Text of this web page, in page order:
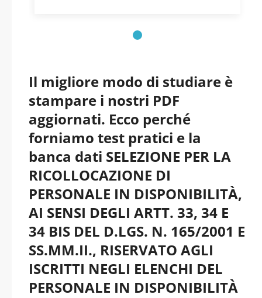
ISTRUTTORE
AMMINISTRATIVO -
Campania - Comune
di Battipaglia pdf
versione 2026
aggiornati
Il migliore modo di studiare è
stampare i nostri PDF
aggiornati. Ecco perché
forniamo test pratici e la
banca dati SELEZIONE PER LA
RICOLLOCAZIONE DI
PERSONALE IN DISPONIBILITÀ,
AI SENSI DEGLI ARTT. 33, 34 E
34 BIS DEL D.LGS. N. 165/2001 E
SS.MM.II., RISERVATO AGLI
ISCRITTI NEGLI ELENCHI DEL
PERSONALE IN DISPONIBILITÀ